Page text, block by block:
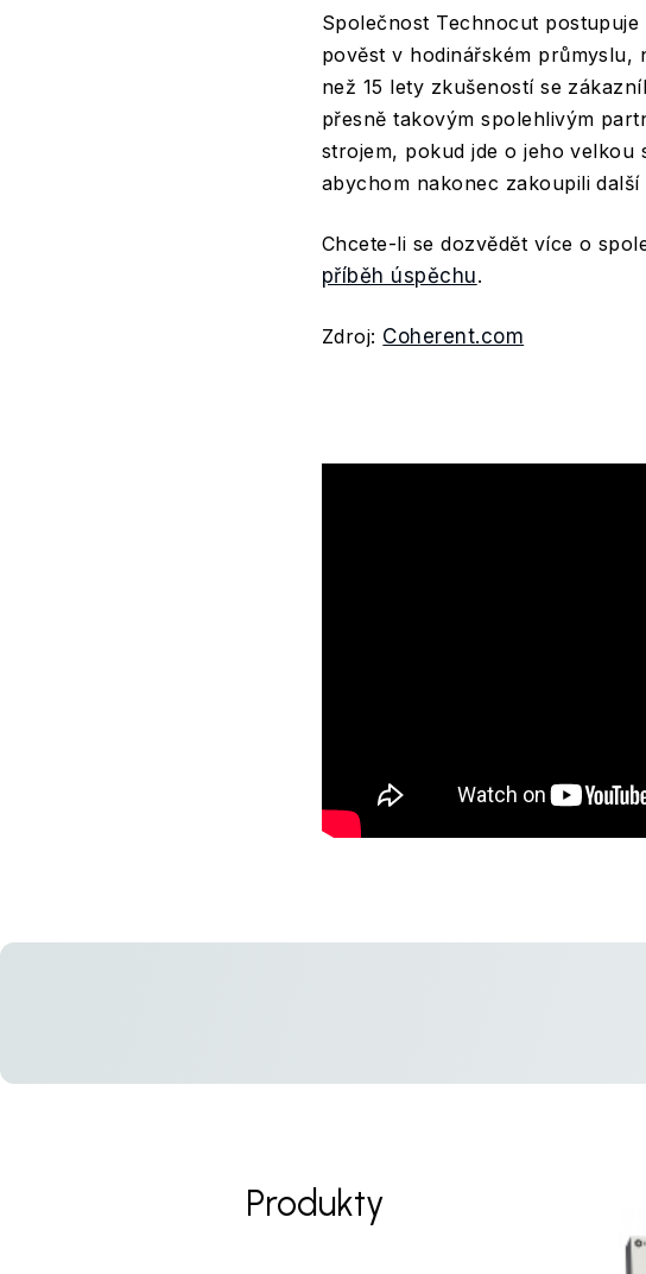
Společnost Technocut
pověst v hodinářském
než 15 lety zkušeností se
přesně takovým spolehlivým
strojem, pokud jde o jeho velkou
abychom nakonec zakoupili
Chcete-li se dozvědět více o
příběh úspěchu.
Zdroj: Coherent.com
Produkty